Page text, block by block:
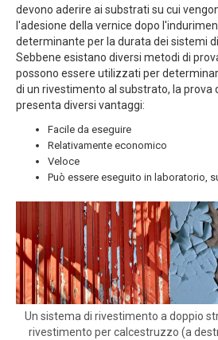
devono aderire ai substrati su cui
l'adesione della vernice dopo
determinante per la durata dei sistemi
Sebbene esistano diversi metodi di
possono essere utilizzati per
di un rivestimento al substrato, la prova
presenta diversi vantaggi:
Facile da eseguire
Relativamente economico
Veloce
Può essere eseguito in laboratorio,
Un sistema di rivestimento a doppio
rivestimento per calcestruzzo (a